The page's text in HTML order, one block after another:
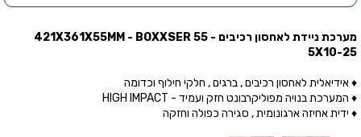
מערכת ניידת לאחסון רכיבים - 421X361X55MM - BOXXSER 55
5X10-25
♦ אידיאלית לאחסון רכיבים , ברגים , חלקי חילוף וכדומה
♦ המערכת בנויה מפוליקרבונט חזק ועמיד - HIGH IMPACT
♦ ידית אחיזה ארגונומית , סגירה כפולה וחזקה